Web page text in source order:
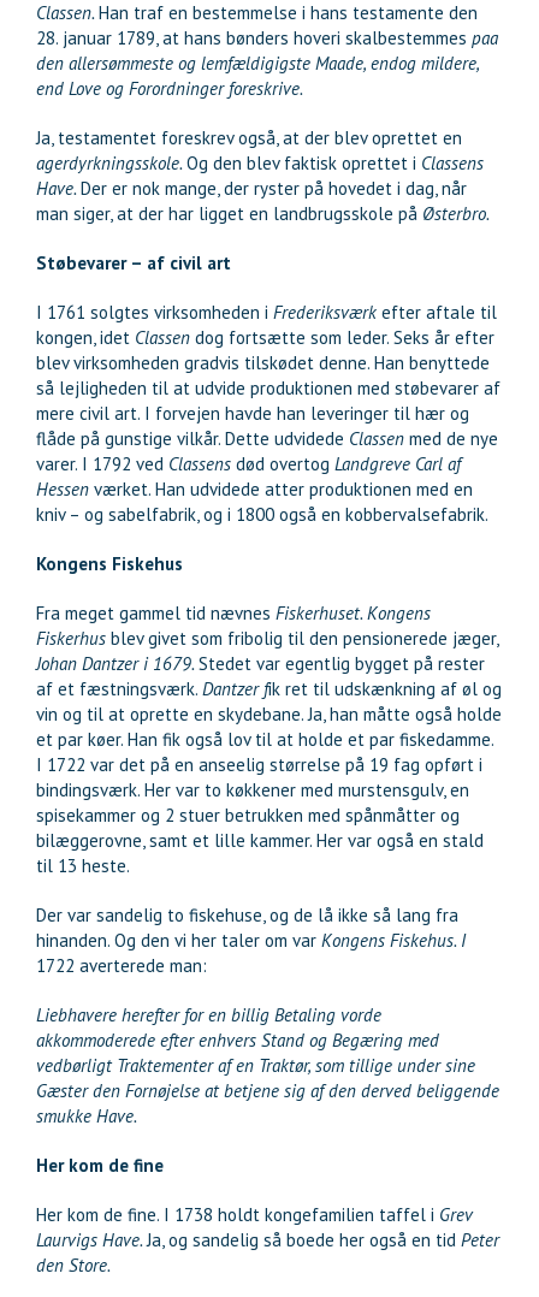
Classen.Han traf en bestemmelse i hans testamente den
28. januar 1789, at hans bønders hoveri skalbestemmes paa
den allersømmeste og lemfældigigste Maade, endog mildere,
end Love og Forordninger foreskrive.
Ja, testamentet foreskrev også, at der blev oprettet en
agerdyrkningsskole.Og den blev faktisk oprettet i Classens
Have.Der er nok mange, der ryster på hovedet i dag, når
man siger, at der har ligget en landbrugsskole på Østerbro.
Støbevarer – af civil art
I 1761 solgtes virksomheden i Frederiksværk efter aftale til
kongen, idet Classen dog fortsætte som leder. Seks år efter
blev virksomheden gradvis tilskødet denne. Han benyttede
så lejligheden til at udvide produktionen med støbevarer af
mere civil art. I forvejen havde han leveringer til hær og
flåde på gunstige vilkår. Dette udvidede Classen med de nye
varer. I 1792 ved Classens død overtog Landgreve Carl af
Hessen værket. Han udvidede atter produktionen med en
kniv – og sabelfabrik, og i 1800 også en kobbervalsefabrik.
Kongens Fiskehus
Fra meget gammel tid nævnes Fiskerhuset. Kongens
Fiskerhus blev givet som fribolig til den pensionerede jæger,
Johan Dantzer i 1679.Stedet var egentlig bygget på rester
af et fæstningsværk. Dantzer fik ret til udskænkning af øl og
vin og til at oprette en skydebane. Ja, han måtte også holde
et par køer. Han fik også lov til at holde et par fiskedamme.
I 1722 var det på en anseelig størrelse på 19 fag opført i
bindingsværk. Her var to køkkener med murstensgulv, en
spisekammer og 2 stuer betrukken med spånmåtter og
bilæggerovne, samt et lille kammer. Her var også en stald
til 13 heste.
Der var sandelig to fiskehuse, og de lå ikke så lang fra
hinanden. Og den vi her taler om var Kongens Fiskehus. I
1722 averterede man:
Liebhavere herefter for en billig Betaling vorde
akkommoderede efter enhvers Stand og Begæring med
vedbørligt Traktementer af en Traktør, som tillige under sine
Gæster den Fornøjelse at betjene sig af den derved beliggende
smukke Have.
Her kom de fine
Her kom de fine. I 1738 holdt kongefamilien taffel i Grev
Laurvigs Have.Ja, og sandelig så boede her også en tid Peter
den Store.